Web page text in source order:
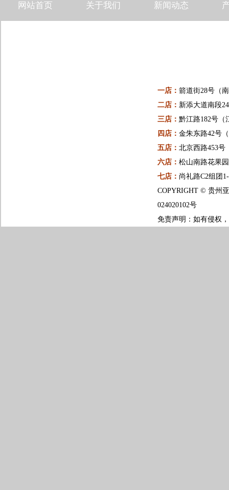
网站首页 关于我们 新闻动态
一店： 箭道街28号（
二店： 新添大道南段
三店： 黔江路182号（
四店： 金朱东路42号
五店： 北京西路453号
六店： 松山南路花果
七店： 尚礼路C2组团
COPYRIGHT © 贵州
024020102号
免责声明：如有侵权